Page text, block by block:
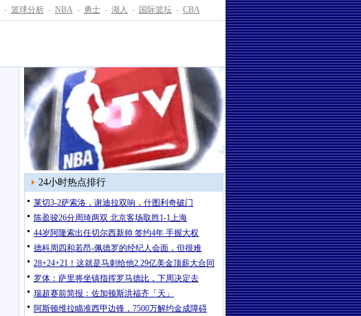
- 篮球分析 - NBA - 勇士 - 湖人 - 国际篮坛 - CBA
24小时热点排行
莱切3-2萨索洛，谢迪拉双响，什图利奇破门
陈盈骏26分周琦两双 北京客场取胜1-1上海
44岁阿隆索出任切尔西新帅 签约4年 手握大权
德科周四和若昂-佩德罗的经纪人会面，但很难
28+24+21！这就是马刺给他2.29亿美金顶薪大合同
罗体：萨里将坐镇指挥罗马德比，下周决定去
瑞超赛前简报：佐加顿斯洪福齐「天」
阿斯顿维拉瞄准西甲边锋，7500万解约金成障碍